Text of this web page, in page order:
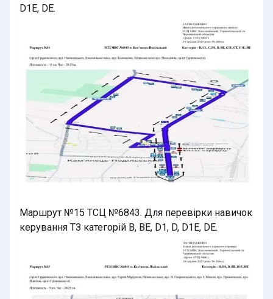
D1E, DE.
Маршрут №15 ТСЦ №6843. Для перевірки навичок
керування ТЗ категорій B, BE, D1, D, D1E, DE.